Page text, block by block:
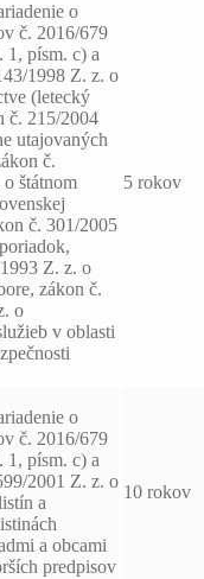
o
č. 2016/679
1, písm. c) a
1998 Z. z. o
(letecký
č. 215/2004
utajovaných
č.
štátnom
č. 301/2005
Z. z. o
zákon č.
o
v oblasti
5 rokov
o
č. 2016/679
1, písm. c) a
2001 Z. z. o
a
a obcami
predpisov
10 rokov